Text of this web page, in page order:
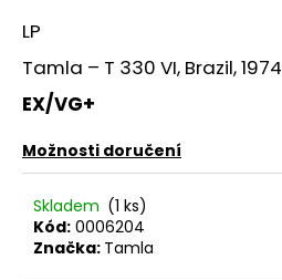
hvězdiček.
LP
Tamla – T 330 VI, Brazil, 1974
EX/VG+
Možnosti doručení
Skladem (1 ks)
Kód: 0006204
Značka: Tamla
HLEDAT
D
o
p
o